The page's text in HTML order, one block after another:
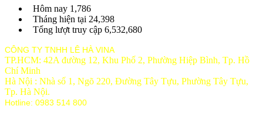
Hôm nay 1,786
Tháng hiện tại 24,398
Tổng lượt truy cập 6,532,680
CÔNG TY TNHH LÊ HÀ VINA
TP.HCM: 42A đường 12, Khu Phố 2, Phường Hiệp Bình, Tp. Hồ
Chí Minh
Hà Nội : Nhà số 1, Ngõ 220, Đường Tây Tựu, Phường Tây Tựu,
Tp. Hà Nội.
Hotline: 0983 514 800